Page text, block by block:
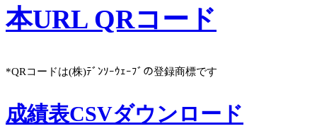
本URL QRコード
*QRコードは(株)ﾃﾞﾝｿｰｳｪｰﾌﾞの登録商標です
成績表CSVダウンロード